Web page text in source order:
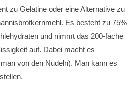
zu Gelatine oder eine Alternative zu
Es besteht zu 75%
und nimmt das 200-fache
auf. Dabei macht es
von den Nudeln). Man kann es